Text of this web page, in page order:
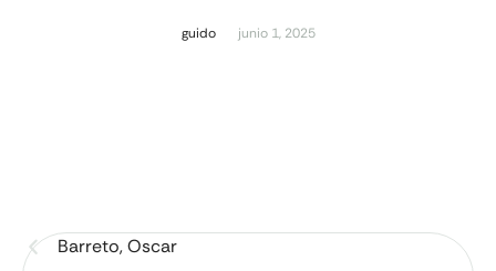
guido junio 1, 2025
Barreto, Oscar